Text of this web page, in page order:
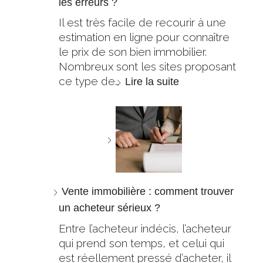
Il est très facile de recourir à une
estimation en ligne pour connaître
le prix de son bien immobilier.
Nombreux sont les sites proposant
ce type de… Lire la suite
Vente immobilière : comment trouver
un acheteur sérieux ?
Entre l’acheteur indécis, l’acheteur
qui prend son temps, et celui qui
est réellement pressé d’acheter, il